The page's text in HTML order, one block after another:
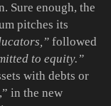
Sure enough, the
pitches its
followed
to equity.”
with debts or
in the new